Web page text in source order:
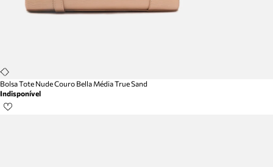
Bolsa Tote Nude Couro Bella Média True Sand
Indisponível